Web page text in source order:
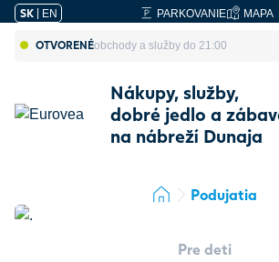
SK| EN PARKOVANIE MAPA
OTVORENÉobchody a služby do 21:00
Nákupy, služby,
dobré jedlo a
na nábreží Dunaja
Podujatia
Pre deti